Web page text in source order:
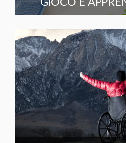
GIOCO E